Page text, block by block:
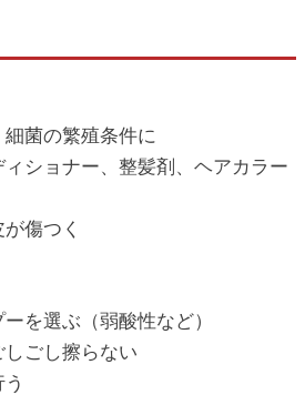
細菌の繁殖条件に
ィショナー、整髪剤、ヘアカラー
が傷つく
を選ぶ（弱酸性など）
しごし擦らない